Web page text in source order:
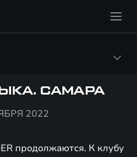
САМАРА
2022
продолжаются. К клубу